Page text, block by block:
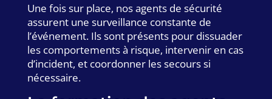
Une fois sur place, nos agents de sécurité
assurent une surveillance constante de
l’événement. Ils sont présents pour dissuader
les comportements à risque, intervenir en cas
d’incident, et coordonner les secours si
nécessaire.